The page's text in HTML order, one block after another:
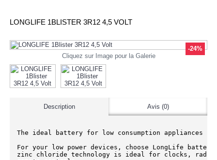
LONGLIFE 1BLISTER 3R12 4,5 VOLT
-24%
Cliquez sur Image pour la Galerie
Description Avis (0)
The ideal battery for low consumption appliances
For your low power devices, choose LongLife
zinc chloride technology is ideal for clocks,